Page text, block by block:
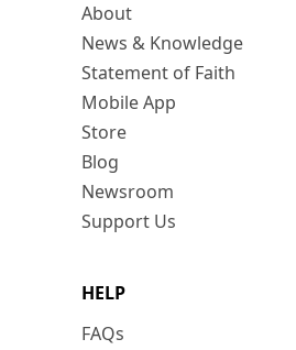
About
News & Knowledge
Statement of Faith
Mobile App
Store
Blog
Newsroom
Support Us
HELP
FAQs